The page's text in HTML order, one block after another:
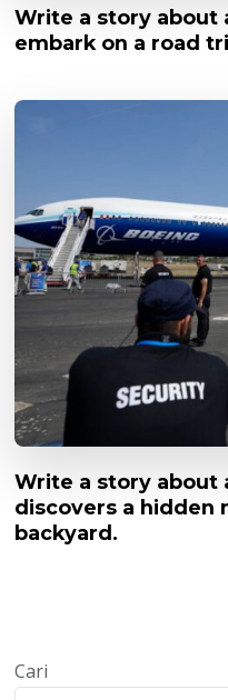
Write a story about
embark on a road
Write a story about
discovers a hidden
backyard.
Cari